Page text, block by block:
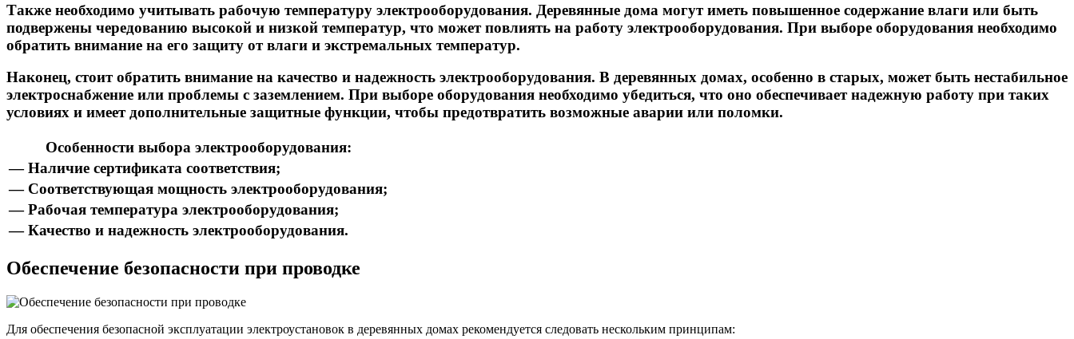
Также необходимо учитывать рабочую температуру электрооборудования. Деревянные дома могут иметь повышенное содержание влаги или быть
подвержены чередованию высокой и низкой температур, что может повлиять на работу электрооборудования. При выборе оборудования необходимо
обратить внимание на его защиту от влаги и экстремальных температур.
Наконец, стоит обратить внимание на качество и надежность электрооборудования. В деревянных домах, особенно в старых, может быть нестабильное
электроснабжение или проблемы с заземлением. При выборе оборудования необходимо убедиться, что оно обеспечивает надежную работу при таких
условиях и имеет дополнительные защитные функции, чтобы предотвратить возможные аварии или поломки.
Особенности выбора электрооборудования:
— Наличие сертификата соответствия;
— Соответствующая мощность электрооборудования;
— Рабочая температура электрооборудования;
— Качество и надежность электрооборудования.
Обеспечение безопасности при проводке
Для обеспечения безопасной эксплуатации электроустановок в деревянных домах рекомендуется следовать нескольким принципам: